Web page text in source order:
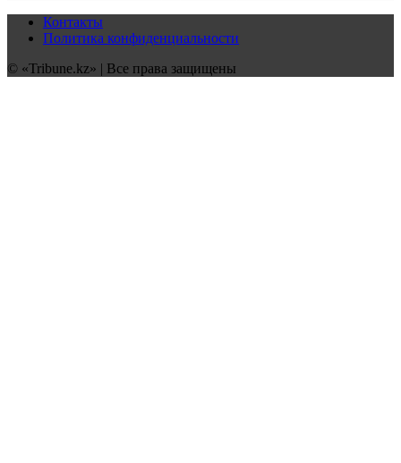
Контакты
Политика конфиденциальности
© «Tribune.kz» | Все права защищены